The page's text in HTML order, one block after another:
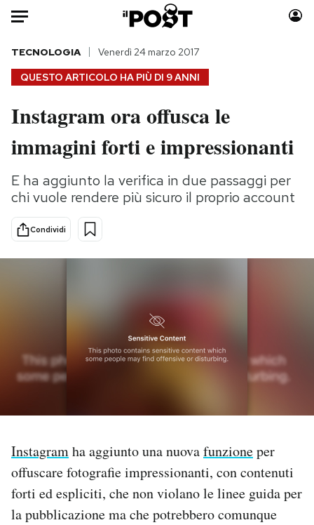
Auto
HOME
Italia
Politica
Tecnologia
Internet
Scienza
Cultura
Economia
Moda
Consumismi
Storie/Idee
Ok Boomer!
Altrecose
SHOP
QUESTO ARTICOLO HA PIÙ DI 9 ANNI
TECNOLOGIA Venerdì 24 marzo 2017
Instagram ora offusca le
immagini forti e impressionanti
E ha aggiunto la verifica in due passaggi per
chi vuole rendere più sicuro il proprio account
Condividi
Instagramha aggiunto una nuovafunzioneper
offuscare fotografie impressionanti, con contenuti
forti ed espliciti, che non violano le linee guida per
la pubblicazione ma che potrebbero comunque